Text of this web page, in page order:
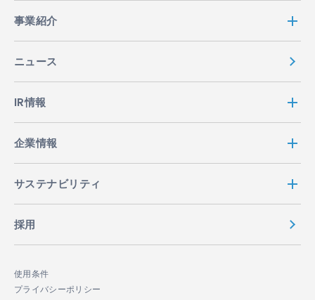
事業紹介
ニュース
IR情報
企業情報
サステナビリティ
採用
使用条件
プライバシーポリシー